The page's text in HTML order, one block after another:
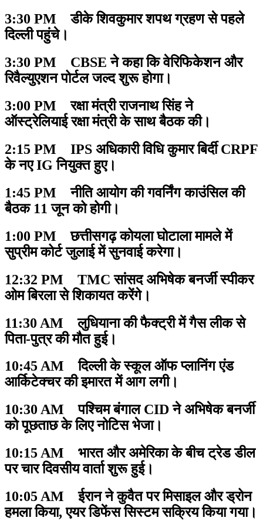
3:30 PM डीके शिवकुमार शपथ ग्रहण से पहले
दिल्ली पहुंचे।
3:30 PM CBSE ने कहा कि वेरिफिकेशन और
रिवैल्युएशन पोर्टल जल्द शुरू होगा।
3:00 PM रक्षा मंत्री राजनाथ सिंह ने
ऑस्ट्रेलियाई रक्षा मंत्री के साथ बैठक की।
2:15 PM IPS अधिकारी विधि कुमार बिर्दी CRPF
के नए IG नियुक्त हुए।
1:45 PM नीति आयोग की गवर्निंग काउंसिल की
बैठक 11 जून को होगी।
1:00 PM छत्तीसगढ़ कोयला घोटाला मामले में
सुप्रीम कोर्ट जुलाई में सुनवाई करेगा।
12:32 PM TMC सांसद अभिषेक बनर्जी स्पीकर
ओम बिरला से शिकायत करेंगे।
11:30 AM लुधियाना की फैक्ट्री में गैस लीक से
पिता-पुत्र की मौत हुई।
10:45 AM दिल्ली के स्कूल ऑफ प्लानिंग एंड
आर्किटेक्चर की इमारत में आग लगी।
10:30 AM पश्चिम बंगाल CID ने अभिषेक बनर्जी
को पूछताछ के लिए नोटिस भेजा।
10:15 AM भारत और अमेरिका के बीच ट्रेड डील
पर चार दिवसीय वार्ता शुरू हुई।
10:05 AM ईरान ने कुवैत पर मिसाइल और ड्रोन
हमला किया, एयर डिफेंस सिस्टम सक्रिय किया गया।